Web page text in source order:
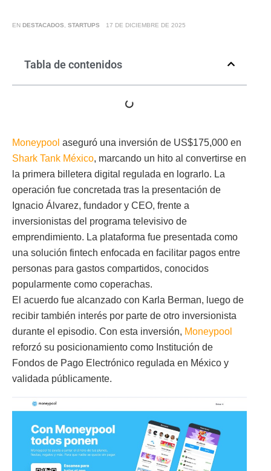
EN DESTACADOS STARTUPS 17 DE DICIEMBRE DE 2025
Tabla de contenidos
Moneypool aseguró una inversión de US$175,000 en
Shark Tank México, marcando un hito al convertirse en
la primera billetera digital regulada en lograrlo. La
operación fue concretada tras la presentación de
Ignacio Álvarez, fundador y CEO, frente a
inversionistas del programa televisivo de
emprendimiento. La plataforma fue presentada como
una solución fintech enfocada en facilitar pagos entre
personas para gastos compartidos, conocidos
popularmente como coperachas.
El acuerdo fue alcanzado con Karla Berman, luego de
recibir también interés por parte de otro inversionista
durante el episodio. Con esta inversión, Moneypool
reforzó su posicionamiento como Institución de
Fondos de Pago Electrónico regulada en México y
validada públicamente.